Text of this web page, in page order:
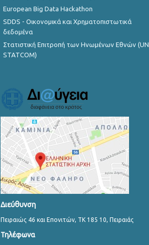
European Big Data Hackathon
SDDS - Οικονομικά και Χρηματοπιστωτικά
δεδομένα
Στατιστική Επιτροπή των Ηνωμένων Εθνών (UN
STATCOM)
Διεύθυνση
Πειραιώς 46 και Επονιτών, ΤΚ 185 10, Πειραιάς
Τηλέφωνα